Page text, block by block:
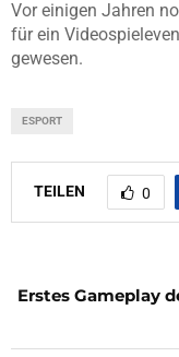
Vor einigen Jahren
für ein
gewesen.
ESPORT
TEILEN 0
Erstes Gameplay